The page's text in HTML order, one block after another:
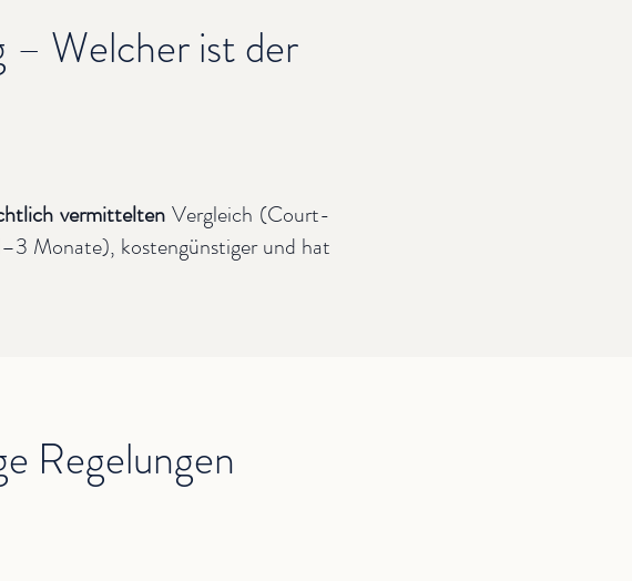
– Welcher ist der
vermitteltenVergleich (Court-
Monate), kostengünstiger und hat
Regelungen